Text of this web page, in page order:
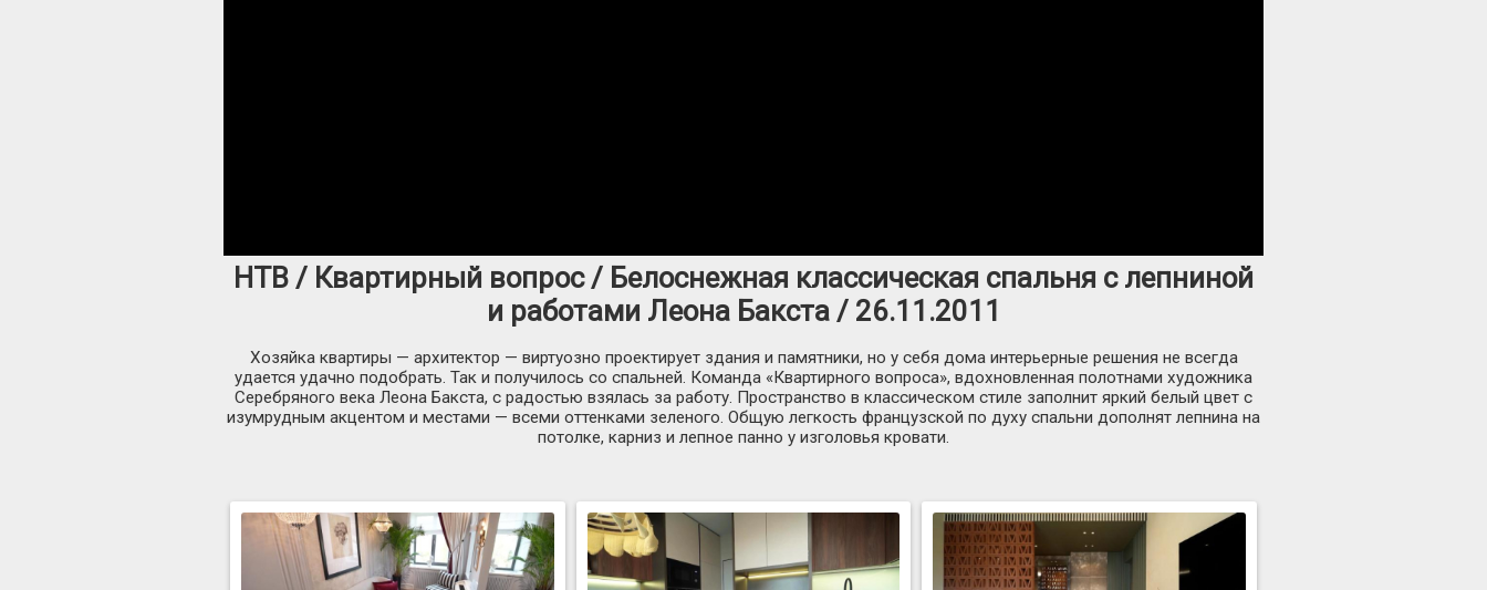
НТВ / Квартирный вопрос / Белоснежная классическая спальня с лепниной
и работами Леона Бакста / 26.11.2011
Хозяйка квартиры — архитектор — виртуозно проектирует здания и памятники, но у себя дома интерьерные решения не всегда
удается удачно подобрать. Так и получилось со спальней. Команда «Квартирного вопроса», вдохновленная полотнами художника
Серебряного века Леона Бакста, с радостью взялась за работу. Пространство в классическом стиле заполнит яркий белый цвет с
изумрудным акцентом и местами — всеми оттенками зеленого. Общую легкость французской по духу спальни дополнят лепнина на
потолке, карниз и лепное панно у изголовья кровати.